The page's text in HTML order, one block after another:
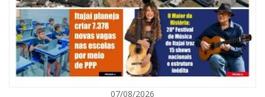
07/08/2026